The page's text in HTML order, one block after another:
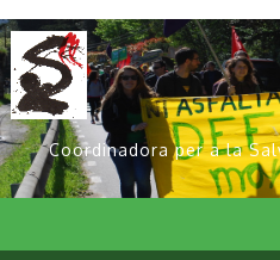
Vés
al
contingut
Coordinadora per a la
User